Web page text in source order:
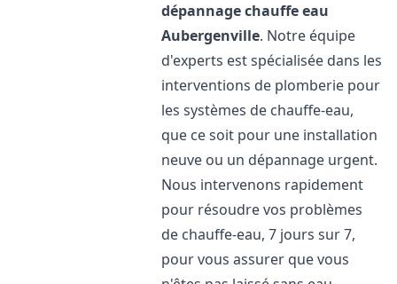
dépannage chauffe eau
Aubergenville. Notre équipe
d'experts est spécialisée dans les
interventions de plomberie pour
les systèmes de chauffe-eau,
que ce soit pour une installation
neuve ou un dépannage urgent.
Nous intervenons rapidement
pour résoudre vos problèmes
de chauffe-eau, 7 jours sur 7,
pour vous assurer que vous